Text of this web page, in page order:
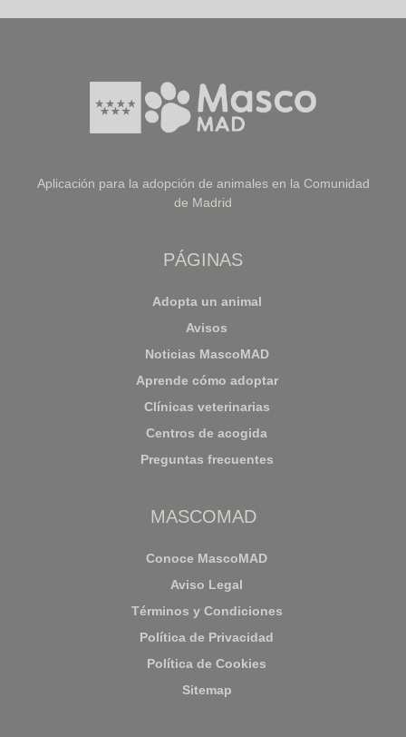
Aplicación para la adopción de animales en la Comunidad
de Madrid
PÁGINAS
Adopta un animal
Avisos
Noticias MascoMAD
Aprende cómo adoptar
Clínicas veterinarias
Centros de acogida
Preguntas frecuentes
MASCOMAD
Conoce MascoMAD
Aviso Legal
Términos y Condiciones
Política de Privacidad
Política de Cookies
Sitemap